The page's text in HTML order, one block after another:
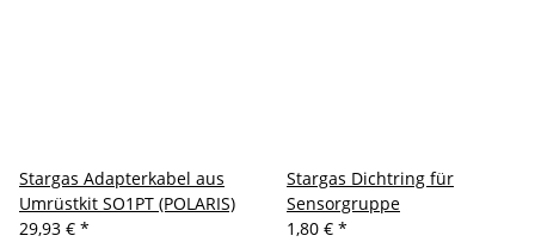
Stargas Adapterkabel aus
Umrüstkit SO1PT (POLARIS)
29,93 € *
Stargas Dichtring für
Sensorgruppe
1,80 € *